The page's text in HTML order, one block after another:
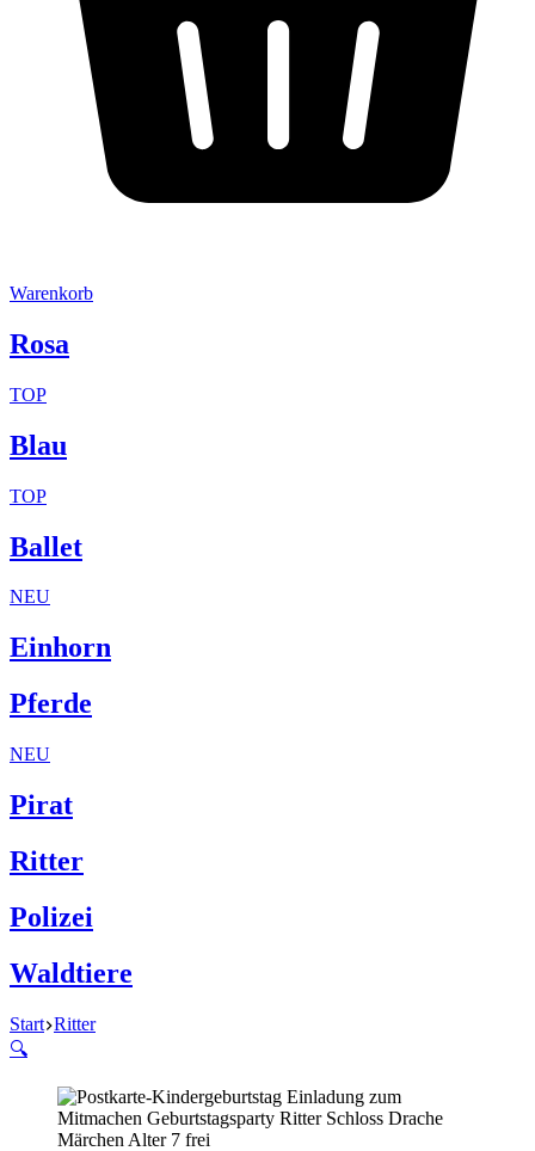
Warenkorb
Rosa
TOP
Blau
TOP
Ballet
NEU
Einhorn
Pferde
NEU
Pirat
Ritter
Polizei
Waldtiere
Start Ritter
🔍